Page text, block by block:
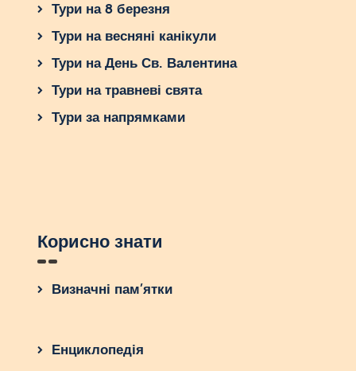
Тури на 8 березня
Тури на весняні канікули
Тури на День Св. Валентина
Тури на травневі свята
Тури за напрямками
Корисно знати
Визначні пам’ятки
Енциклопедія